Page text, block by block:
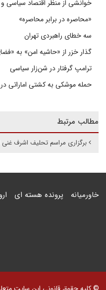
خوانشی از منظر اقتصاد سیاسی و
«محاصره در برابر محاصره»
سه خطای راهبردی تهران
گذار خزر از «حاشیه امن» به
ترامپ گرفتار در شن‌زار سیاسی
حمله موشکی به کشتی اماراتی در
مطالب مرتبط
برگزاری مراسم تحلیف اشرف
خاورمیانه پرونده هسته ای